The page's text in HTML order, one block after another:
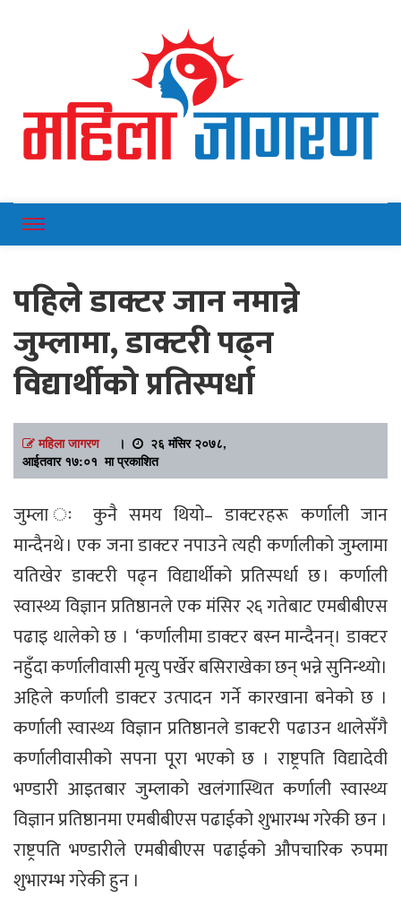
Mahilajagaran
पहिले डाक्टर जान नमान्ने
जुम्लामा, डाक्टरी पढ्न
विद्यार्थीको प्रतिस्पर्धा
महिला जागरण।
२६ मंसिर २०७८,
आईतवार १७:०१ मा प्रकाशित
जुम्ला ः कुनै समय थियो– डाक्टरहरू कर्णाली जान
मान्दैनथे । एक जना डाक्टर नपाउने त्यही कर्णालीको जुम्लामा
यतिखेर डाक्टरी पढ्न विद्यार्थीको प्रतिस्पर्धा छ । कर्णाली
स्वास्थ्य विज्ञान प्रतिष्ठानले एक मंसिर २६ गतेबाट एमबीबीएस
पढाइ थालेको छ । ‘कर्णालीमा डाक्टर बस्न मान्दैनन्। डाक्टर
नहुँदा कर्णालीवासी मृत्यु पर्खेर बसिराखेका छन् भन्ने सुनिन्थ्यो।
अहिले कर्णाली डाक्टर उत्पादन गर्ने कारखाना बनेको छ ।
कर्णाली स्वास्थ्य विज्ञान प्रतिष्ठानले डाक्टरी पढाउन थालेसँगै
कर्णालीवासीको सपना पूरा भएको छ । राष्ट्रपति विद्यादेवी
भण्डारी आइतबार जुम्लाको खलंगास्थित कर्णाली स्वास्थ्य
विज्ञान प्रतिष्ठानमा एमबीबीएस पढाईको शुभारम्भ गरेकी छन ।
राष्ट्रपति भण्डारीले एमबीबीएस पढाईको औपचारिक रुपमा
शुभारम्भ गरेकी हुन ।